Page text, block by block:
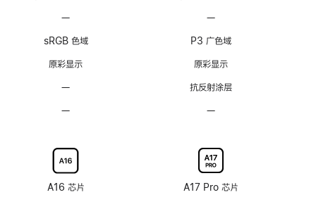
—
持
ProMotion
率
技
sRGB 色域
原彩显示
—
涂
层
—
配
纳
米
A16 芯片
—
持
ProMotion
适
率
技
P3 广色域
原彩显示
抗反射涂层
—
配
纳
米
A17 Pro 芯片